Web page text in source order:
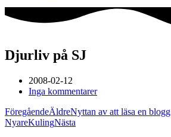
Djurliv på SJ
2008-02-12
Inga kommentarer
FöregåendeÄldreNyttan av att läsa en blogg
NyareKulingNästa